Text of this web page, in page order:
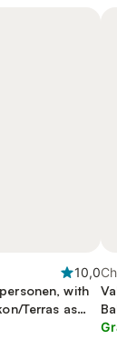
10,0
with
Terras as